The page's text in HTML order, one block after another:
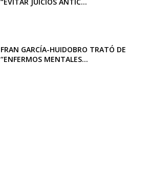
“EVITAR JUICIOS ANTIC...
FRAN GARCÍA-HUIDOBRO TRATÓ DE
“ENFERMOS MENTALES...